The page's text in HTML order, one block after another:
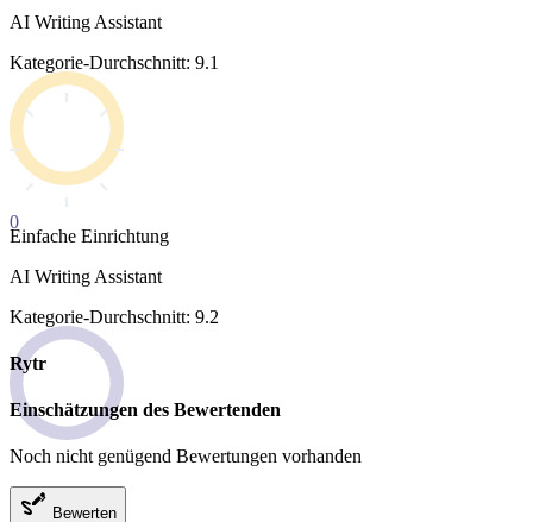
AI Writing Assistant
Kategorie-Durchschnitt: 9.1
0
Einfache Einrichtung
AI Writing Assistant
Kategorie-Durchschnitt: 9.2
Rytr
Einschätzungen des Bewertenden
Noch nicht genügend Bewertungen vorhanden
Bewerten